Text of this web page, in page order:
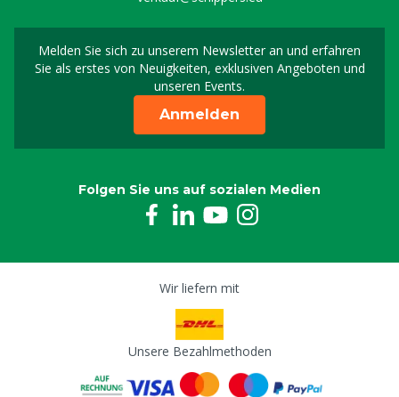
Melden Sie sich zu unserem Newsletter an und erfahren
Sie als erstes von Neuigkeiten, exklusiven Angeboten und
unseren Events.
Melden Sie sich für
Anmelden
Folgen Sie uns auf sozialen Medien
Wir liefern mit
Unsere Bezahlmethoden